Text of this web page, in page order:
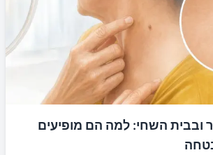
ובבית השחי: למה הם מופיעים